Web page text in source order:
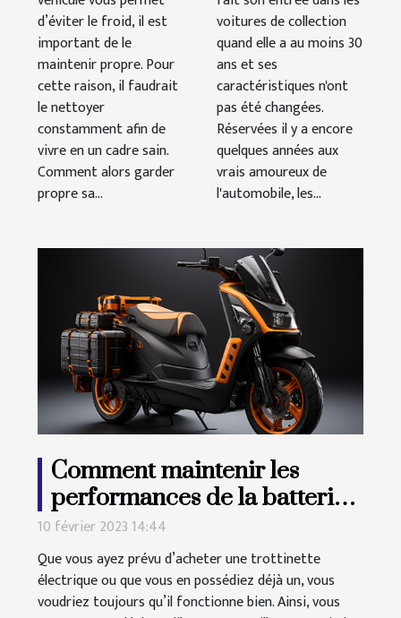
d’éviter le froid, il est
important de le
maintenir propre. Pour
cette raison, il faudrait
le nettoyer
constamment afin de
vivre en un cadre sain.
Comment alors garder
propre sa...
voitures de collection
quand elle a au moins 30
ans et ses
caractéristiques n'ont
pas été changées.
Réservées il y a encore
quelques années aux
vrais amoureux de
l'automobile, les...
Comment maintenir les
performances de la batterie
de votre trottinette
électrique ?
10 février 2023 14:44
Que vous ayez prévu d’acheter une trottinette
électrique ou que vous en possédiez déjà un, vous
voudriez toujours qu’il fonctionne bien. Ainsi, vous